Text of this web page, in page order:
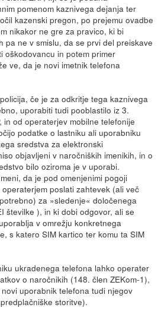
pomenom kaznivega dejanja ter
kazenski pregon, po prejemu ovadbe
nikakor ne gre za pravico, ki bi
pa ne v smislu, da se prvi del preiskave
oškodovancu in potem primer
ve, da je novi imetnik telefona
če je za odkritje tega kaznivega
uporabiti tudi pooblastilo iz 3.
in od operaterjev mobilne telefonije
podatke o lastniku ali uporabniku
sredstva za elektronski
objavljeni v naročniških imenikih, in o
bilo oziroma je v uporabi.
da je pod omenjenimi pogoji
poslati zahtevek (ali več
za »sledenje« določenega
številke ), in ki dobi odgovor, ali se
v omrežju konkretnega
s katero SIM kartico ter komu ta SIM
ukradenega telefona lahko operater
o naročnikih (148. člen ZEKom-1),
uporabnik telefona tudi njegov
storitve).